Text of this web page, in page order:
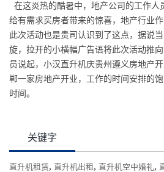
在这炎热的酷暑中，地产公司的工作人
给有需求买房者带来的惊喜，地产行业
此次活动也是贵司认识到了这点，据说
旋，拉开的小横幅广告语将此次活动推向
员说起，小汉 直升机庆贵州 遵义 房地产
郸一家房地产开业 ， 工作的时间安排的
时间 。
关键字
直升机租赁, 直升机出租 , 直升机空中婚礼,